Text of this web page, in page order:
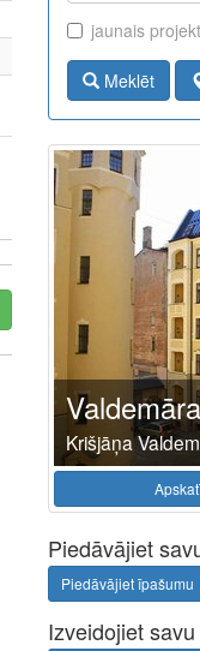
jaunais
Meklēt
Krišjāņa
Piedāvājiet
Piedāvājiet īpašumu
Izveidojiet